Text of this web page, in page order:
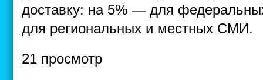
доставку: на 5% — для
для региональных и местных СМИ.
21 просмотр